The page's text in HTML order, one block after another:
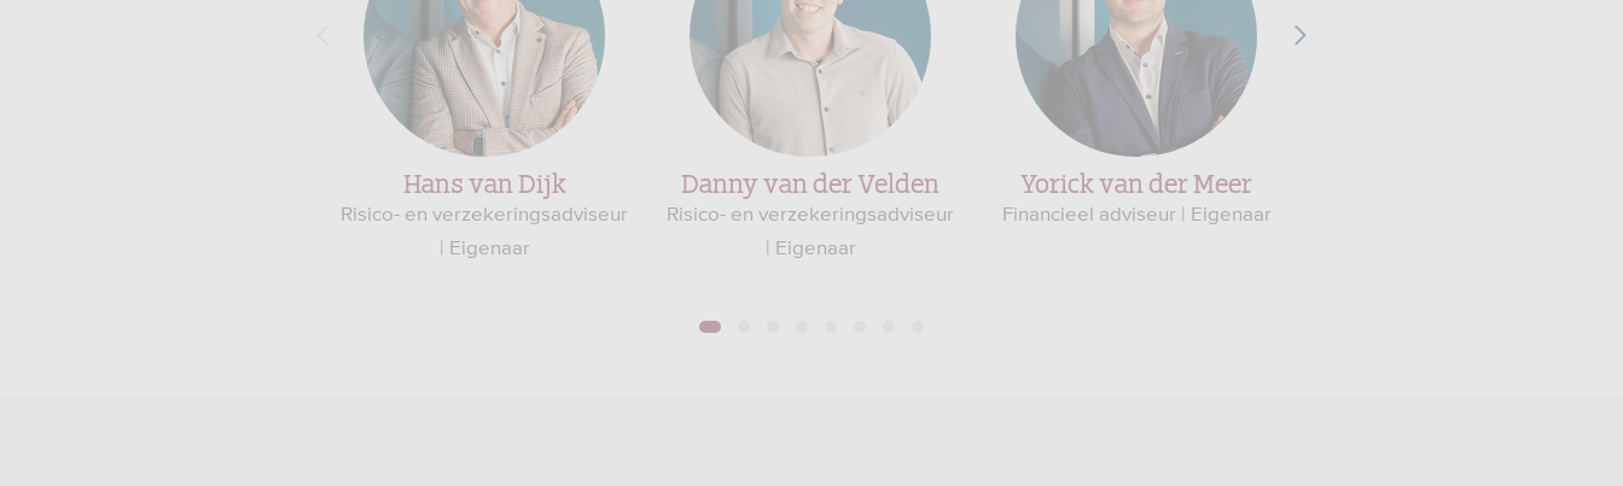
Hans van Dijk
Risico- en verzekeringsadviseur
| Eigenaar
Danny van der Velden
Risico- en verzekeringsadviseur
| Eigenaar
Yorick van der Meer
Financieel adviseur | Eigenaar
1